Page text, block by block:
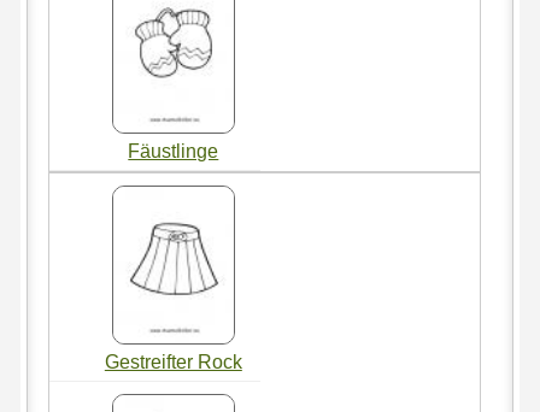
Fäustlinge
Gestreifter Rock